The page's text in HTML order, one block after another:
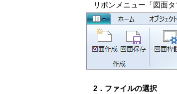
リボンメニュー「図面タ
2．ファイルの選択